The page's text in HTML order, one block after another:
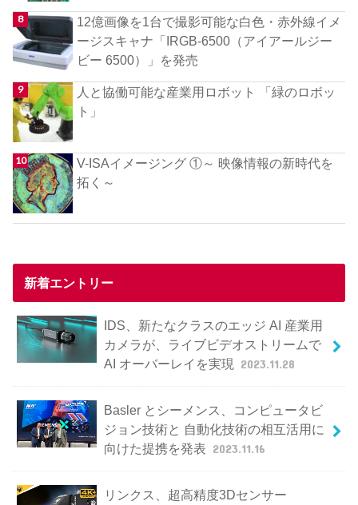
12億画像を1台で撮影可能な白色・赤外線イメ
ージスキャナ「IRGB-6500（アイアールジー
ビー 6500）」を発売
人と協働可能な産業用ロボット 「緑のロボッ
ト」
V-ISAイメージング ①～ 映像情報の新時代を
拓く～
新着エントリー
IDS、新たなクラスのエッジ AI 産業用
カメラが、ライブビデオストリームで
AI オーバーレイを実現
2023.11.28
Basler とシーメンス、コンピュータビ
ジョン技術と 自動化技術の相互活用に
向けた提携を発表 2023.11.16
リンクス、超高精度3Dセンサー